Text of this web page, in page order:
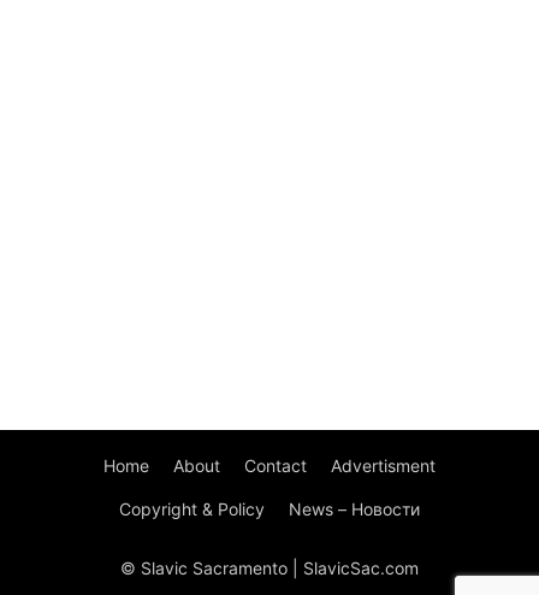
Home About Contact Advertisment
Copyright & Policy News – Новости
© Slavic Sacramento | SlavicSac.com